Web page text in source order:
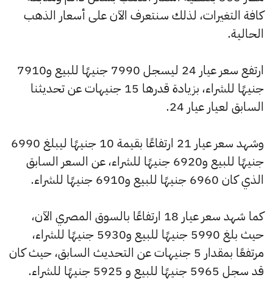
كافة التغيرات، لذلك سنتعرف الآن على أسعار الذهب
الحالية.
ارتفع سعر عيار 24 ليسجل 7990 جنيهًا للبيع و7910
جنيهًا للشراء، بزيادة قدرها 15 جنيهات عن تحديثنا
السابق لعيار عيار 24.
وشهد سعر عيار 21 ارتفاعًا بقيمة 10 جنيهًا ليبلغ 6990
جنيهًا للبيع و6920 جنيهًا للشراء، عن السعر السابق
الذي كان 6960 جنيهًا للبيع و6910 جنيهًا للشراء.
كما شهد سعر عيار 18 ارتفاعًا بالسوق المصري الآن،
حيث بلغ 5990 جنيهًا للبيع و5930 جنيهًا للشراء،
مرتفعًا بمقدار 5 جنيهات عن التحديث السابق، حيث كان
قد سجل 5965 جنيهًا للبيع و 5925 جنيهًا للشراء.